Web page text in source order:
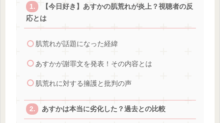
【今日好き】あすかの肌荒れが炎上？視聴者の反
応とは
肌荒れが話題になった経緯
あすかが謝罪文を発表！その内容とは
肌荒れに対する擁護と批判の声
あすかは本当に劣化した？過去との比較